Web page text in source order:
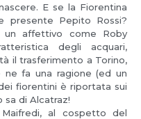
E se la Fiorentina
Pepito Rossi?
un affettivo come Roby
degli acquari,
il trasferimento a Torino,
ne fa una ragione (ed un
fiorentini è riportata sui
sa di Alcatraz!
al cospetto del